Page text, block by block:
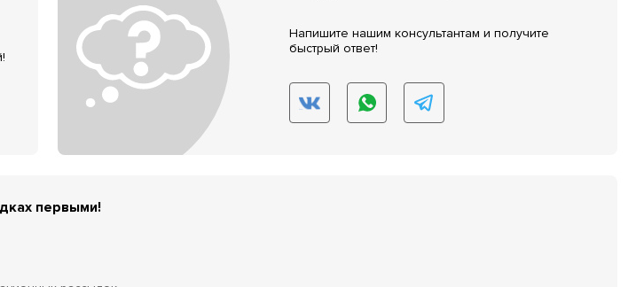
Напишите нашим консультантам и получите
быстрый ответ!
первыми!